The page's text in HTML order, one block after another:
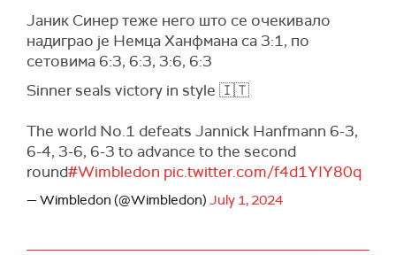
Јаник Синер теже него што се очекивало
надиграо је Немца Ханфмана са 3:1, по
сетовима 6:3, 6:3, 3:6, 6:3
Sinner seals victory in style 🇮🇹
The world No.1 defeats Jannick Hanfmann 6-3,
6-4, 3-6, 6-3 to advance to the second
round#Wimbledon pic.twitter.com/f4d1YIY80q
— Wimbledon (@Wimbledon) July 1, 2024